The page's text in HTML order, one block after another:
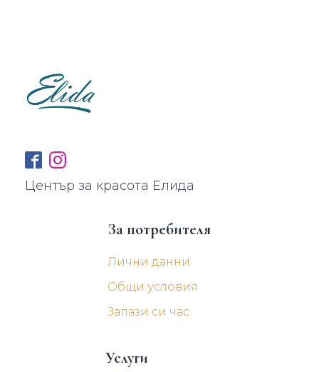
Център за красота Елида
За потребителя
Лични данни
Общи условия
Запази си час
Услуги